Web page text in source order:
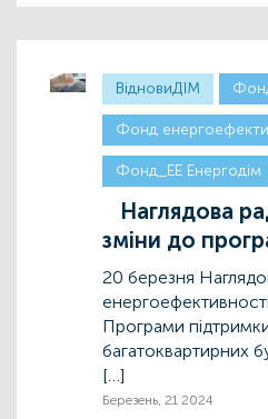
ВідновиДІМ
Фонд
Фонд_ЕЕ Енергодім
Наглядова
зміни до
20 березня
Програми
багатоквартирних
[…]
Березень, 21 2024